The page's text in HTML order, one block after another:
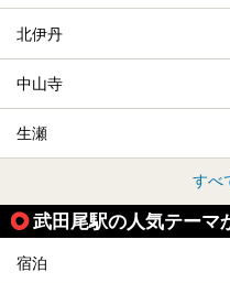
北伊丹
中山寺
生瀬
すべ
武田尾駅の人気テーマ
宿泊